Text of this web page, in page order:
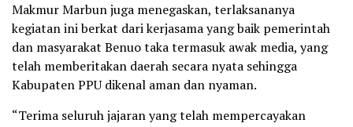
Makmur Marbun juga menegaskan, terlaksananya
kegiatan ini berkat dari kerjasama yang baik pemerintah
dan masyarakat Benuo taka termasuk awak media, yang
telah memberitakan daerah secara nyata sehingga
Kabupaten PPU dikenal aman dan nyaman.
“Terima seluruh jajaran yang telah mempercayakan